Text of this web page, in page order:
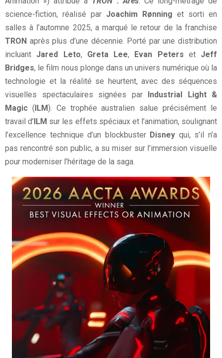
science-fiction, réalisé par Joachim Rønning et sorti en
salles à l’automne 2025, a marqué le retour de la franchise
TRON après plus d’une décennie. Porté par une distribution
incluant Jared Leto, Greta Lee, Evan Peters et Jeff
Bridges, le film nous plonge dans un univers numérique où la
technologie et la réalité se heurtent, avec des séquences
visuelles spectaculaires signées par Industrial Light &
Magic (ILM). Ce trophée australien salue précisément le
travail d’ILM sur les effets spéciaux et l’animation, soulignant
l’excellence technique d’un blockbuster Disney qui, s’il n’a
pas rencontré son public, a su miser sur l’immersion visuelle
pour moderniser l’héritage de la saga.